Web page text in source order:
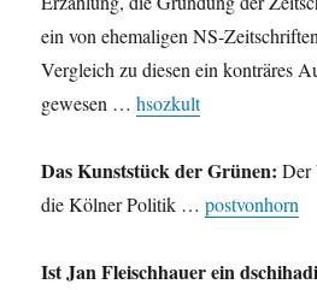
ein von ehemaligen NS-
Vergleich zu diesen ein konträres
gewesen …hsozkult
Das Kunststück der Grünen: Der
die Kölner Politik …postvonhorn
Ist Jan Fleischhauer ein